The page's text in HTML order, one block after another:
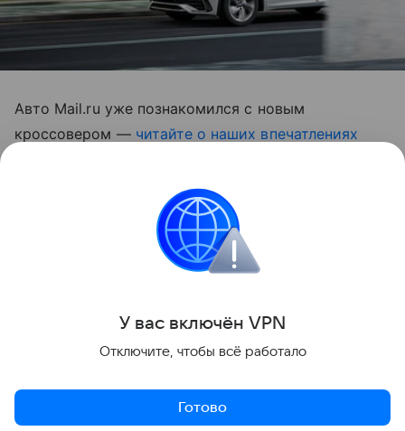
Авто Mail.ru уже познакомился с новым
кроссовером — читайте о наших впечатлениях
Volkswagen Polo пережил смену типа кузова —
теперь это лифтбэк. Станет ли он ещё популярнее?
Авто Mail.ru провел тест-драйв «Поло».
Новинки России Авторынок
У вас включён VPN
Отключите, чтобы всё работало
Готово